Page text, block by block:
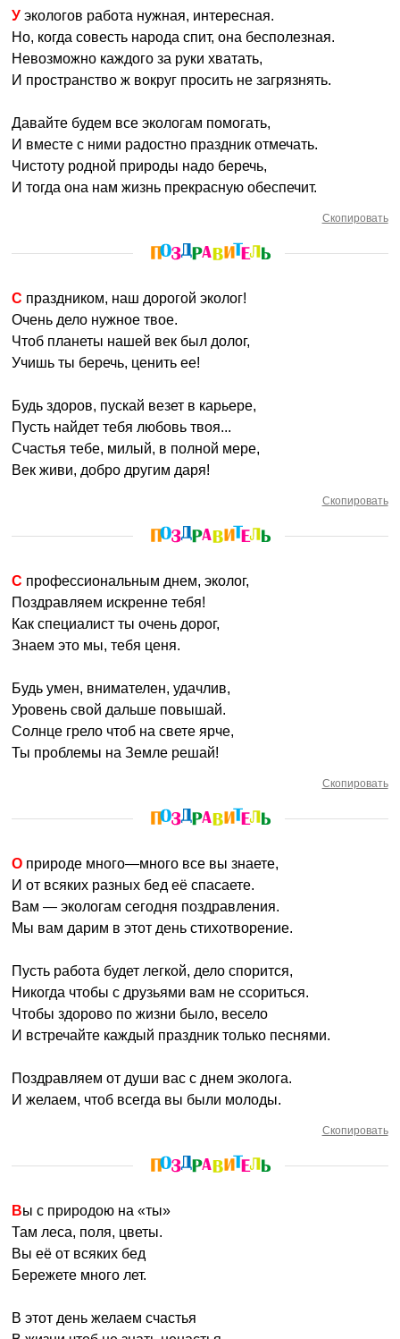
У экологов работа нужная, интересная.
Но, когда совесть народа спит, она бесполезная.
Невозможно каждого за руки хватать,
И пространство ж вокруг просить не загрязнять.
Давайте будем все экологам помогать,
И вместе с ними радостно праздник отмечать.
Чистоту родной природы надо беречь,
И тогда она нам жизнь прекрасную обеспечит.
Скопировать
С праздником, наш дорогой эколог!
Очень дело нужное твое.
Чтоб планеты нашей век был долог,
Учишь ты беречь, ценить ее!
Будь здоров, пускай везет в карьере,
Пусть найдет тебя любовь твоя...
Счастья тебе, милый, в полной мере,
Век живи, добро другим даря!
Скопировать
С профессиональным днем, эколог,
Поздравляем искренне тебя!
Как специалист ты очень дорог,
Знаем это мы, тебя ценя.
Будь умен, внимателен, удачлив,
Уровень свой дальше повышай.
Солнце грело чтоб на свете ярче,
Ты проблемы на Земле решай!
Скопировать
О природе много—много все вы знаете,
И от всяких разных бед её спасаете.
Вам — экологам сегодня поздравления.
Мы вам дарим в этот день стихотворение.
Пусть работа будет легкой, дело спорится,
Никогда чтобы с друзьями вам не ссориться.
Чтобы здорово по жизни было, весело
И встречайте каждый праздник только песнями.
Поздравляем от души вас с днем эколога.
И желаем, чтоб всегда вы были молоды.
Скопировать
Вы с природою на «ты»
Там леса, поля, цветы.
Вы её от всяких бед
Бережете много лет.
В этот день желаем счастья